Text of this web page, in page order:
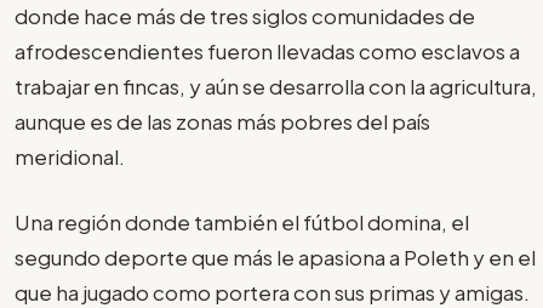
donde hace más de tres siglos comunidades de
afrodescendientes fueron llevadas como esclavos a
trabajar en fincas, y aún se desarrolla con la agricultura,
aunque es de las zonas más pobres del país
meridional.
Una región donde también el fútbol domina, el
segundo deporte que más le apasiona a Poleth y en el
que ha jugado como portera con sus primas y amigas.